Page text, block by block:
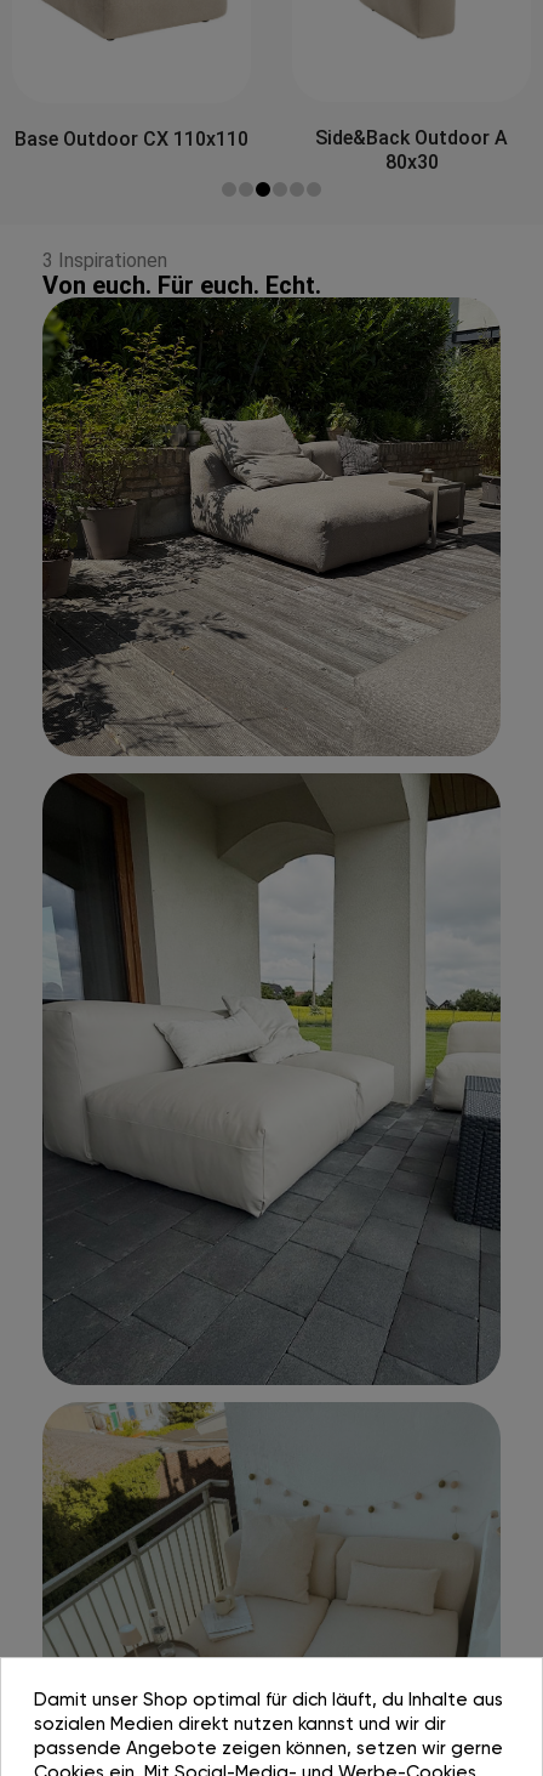
Side&Back Outdoor A
Side&Back Outdoor B
100x30
3 Inspirationen
Von euch. Für euch. Echt.
Damit unser Shop optimal für dich läuft, du Inhalte aus
sozialen Medien direkt nutzen kannst und wir dir
passende Angebote zeigen können, setzen wir gerne
Cookies ein. Mit Social-Media- und Werbe-Cookies